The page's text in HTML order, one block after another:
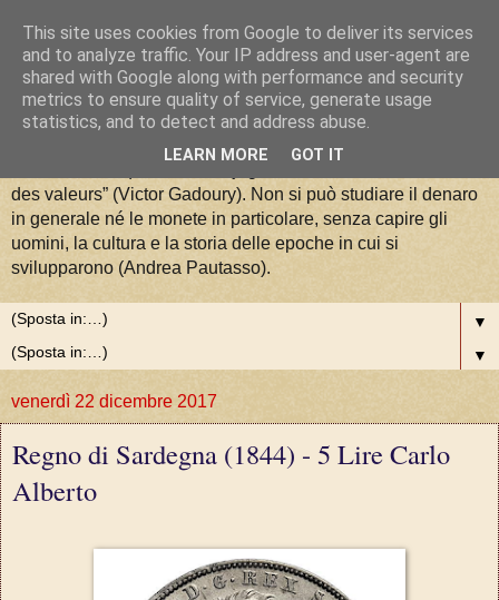
La Moneta tra Arte, Storia e
Valori
des valeurs” (Victor Gadoury). Non si può studiare il denaro
in generale né le monete in particolare, senza capire gli
uomini, la cultura e la storia delle epoche in cui si
svilupparono (Andrea Pautasso).
▼
▼
venerdì 22 dicembre 2017
Regno di Sardegna (1844) - 5 Lire Carlo
Alberto
This site uses cookies from Google to deliver its services
and to analyze traffic. Your IP address and user-agent are
shared with Google along with performance and security
metrics to ensure quality of service, generate usage
statistics, and to detect and address abuse.
LEARN MORE GOT IT